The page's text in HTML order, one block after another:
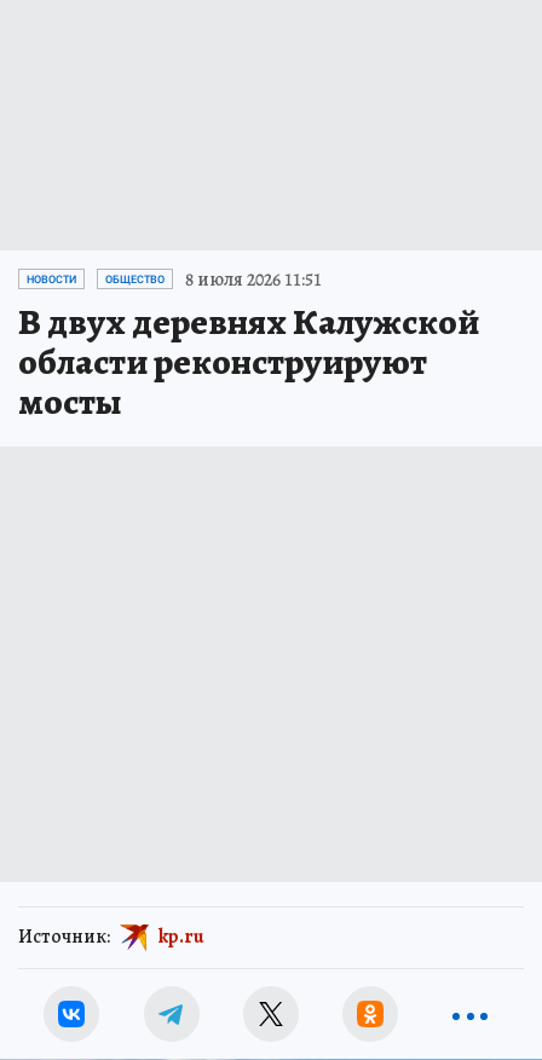
НОВОСТИ ОБЩЕСТВО 8 июля 2026 11:51
В двух деревнях Калужской
области реконструируют
мосты
Источник: kp.ru